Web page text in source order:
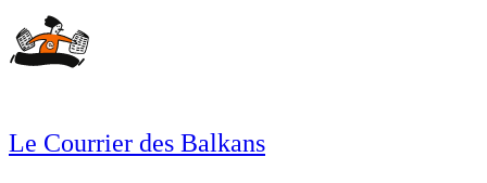
Le Courrier des Balkans